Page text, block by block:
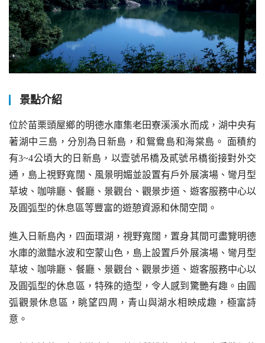
景點介紹
位於苗栗頭屋鄉的明德水庫集老田寮溪溪水而成，湖中央有
著湖中三島，分別為日新島，和鴛鴦島和海棠島。 面積約
有3~4公頃大的日新島，以壹號吊橋及貳號吊橋銜接對外交
通，島上視野寬闊、風景明媚並設置有戶外展演場、彎月型
草坡、咖啡廳、餐廳、景觀台、觀景步道、遊客服務中心以
及圓弧型的休息區等豐富的遊憩資源和休閒空間。
進入日新島內，四面環湖，視野寬闊，置身其間可盡覽明德
水庫的瀲豔水波和空蒙山色，島上設置戶外展演場、彎月型
草坡、咖啡廳、餐廳、景觀台、觀景步道、遊客服務中心以
及圓弧型的休息區，特殊的造型，令人感到驚艷有趣。由圓
弧觀景休息區，眺望四周，青山與湖水相映成趣，極富詩
意。